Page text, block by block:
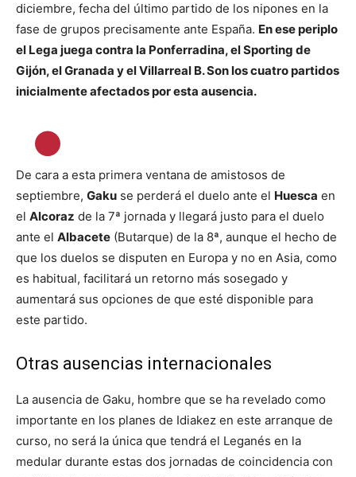
diciembre, fecha del último partido de los nipones en la
fase de grupos precisamente ante España. En ese periplo
el Lega juega contra la Ponferradina, el Sporting de
Gijón, el Granada y el Villarreal B. Son los cuatro partidos
inicialmente afectados por esta ausencia.
De cara a esta primera ventana de amistosos de
septiembre, Gaku se perderá el duelo ante el Huesca en
el Alcoraz de la 7ª jornada y llegará justo para el duelo
ante el Albacete (Butarque) de la 8ª, aunque el hecho de
que los duelos se disputen en Europa y no en Asia, como
es habitual, facilitará un retorno más sosegado y
aumentará sus opciones de que esté disponible para
este partido.
Otras ausencias internacionales
La ausencia de Gaku, hombre que se ha revelado como
importante en los planes de Idiakez en este arranque de
curso, no será la única que tendrá el Leganés en la
medular durante estas dos jornadas de coincidencia con